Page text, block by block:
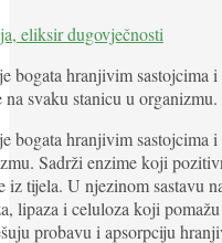
bogata hranjivim sastojcima
na svaku stanicu u organizmu.
bogata hranjivim sastojcima
Sadrži enzime koji
iz tijela. U njezinom sastavu
lipaza i celuloza koji
probavu i apsorpciju